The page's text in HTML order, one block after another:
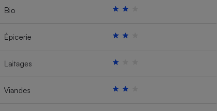
Bio
Épicerie
Laitages
Viandes